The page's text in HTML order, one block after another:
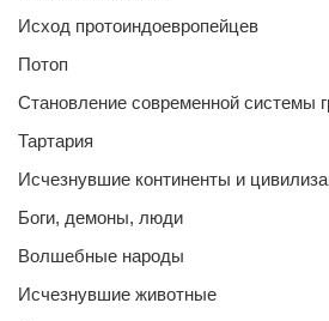
Исход протоиндоевропейцев
Потоп
Становление современной системы
Тартария
Исчезнувшие континенты и
Боги, демоны, люди
Волшебные народы
Исчезнувшие животные